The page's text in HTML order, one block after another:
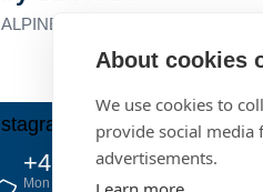
About cookies
We use cookies to
provide social media
advertisements.
ALPINE PRO
+421 2 20 915 000
Mon – Sun, 10:00 – 21:00